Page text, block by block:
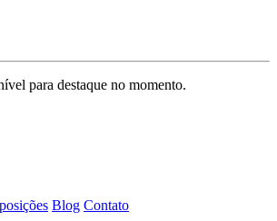
para destaque no momento.
Blog Contato